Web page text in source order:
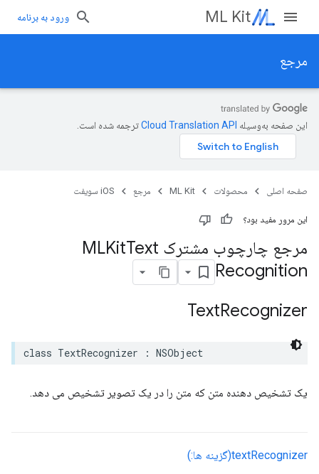
ML Kit ورود به برنامه
مرجع
این صفحه به‌وسیله ترجمه شده است.
صفحه اصلی محصولات ML Kit مرجع iOS سویفت
این مرور مفید بود؟
مرجع چارچوب مشترک MLKit Text
Recognition
TextRecognizer
class TextRecognizer : NSObject
یک تشخیص دهنده متن که متن را در یک تصویر تشخیص می دهد.
textRecognizer(گزینه ها:)